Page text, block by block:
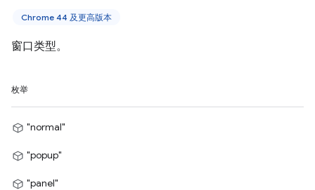
Chrome 44 及更高版本
窗口类型。
枚举
"normal"
"popup"
"panel"